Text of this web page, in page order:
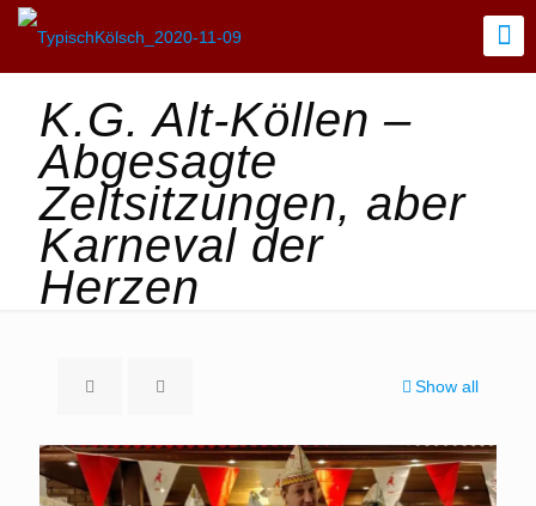
K.G. Alt-Köllen –
Abgesagte
Zeltsitzungen, aber
Karneval der
Herzen
Show all